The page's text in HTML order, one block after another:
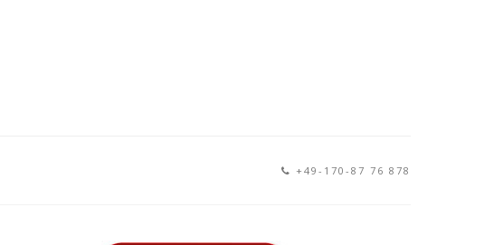
+49-170-87 76 878